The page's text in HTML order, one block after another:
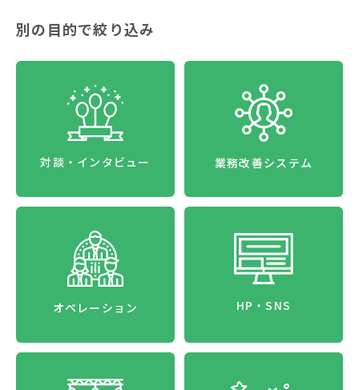
別の目的で絞り込み
対談・インタビュー 業務改善システム
オペレーション HP・SNS